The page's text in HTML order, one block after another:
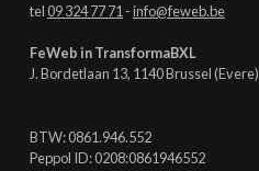
tel09 324 77 71 -info@feweb.be
FeWeb in TransformaBXL
J. Bordetlaan 13, 1140 Brussel (Evere)
BTW: 0861.946.552
Peppol ID: 0208:0861946552